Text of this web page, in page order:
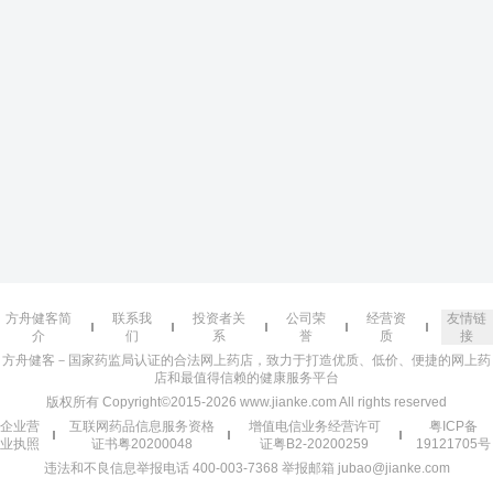
方舟健客简
介
联系我
们
投资者关
系
公司荣
誉
经营资
质
友情链
接
方舟健客－国家药监局认证的合法网上药店，致力于打造优质、低价、便捷的网上药
店和最值得信赖的健康服务平台
版权所有 Copyright©2015-2026 www.jianke.com All rights reserved
企业营
业执照
互联网药品信息服务资格
证书粤20200048
增值电信业务经营许可
证粤B2-20200259
粤ICP备
19121705号
违法和不良信息举报电话 400-003-7368 举报邮箱 jubao@jianke.com